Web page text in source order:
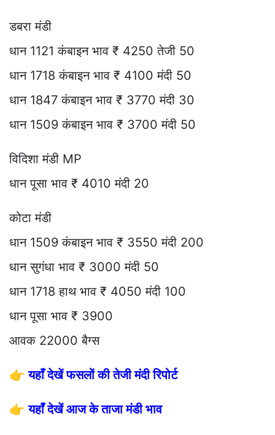
डबरा मंडी
धान 1121 कंबाइन भाव ₹ 4250 तेजी 50
धान 1718 कंबाइन भाव ₹ 4100 मंदी 50
धान 1847 कंबाइन भाव ₹ 3770 मंदी 30
धान 1509 कंबाइन भाव ₹ 3700 मंदी 50
विदिशा मंडी MP
धान पूसा भाव ₹ 4010 मंदी 20
कोटा मंडी
धान 1509 कंबाइन भाव ₹ 3550 मंदी 200
धान सुगंधा भाव ₹ 3000 मंदी 50
धान 1718 हाथ भाव ₹ 4050 मंदी 100
धान पूसा भाव ₹ 3900
आवक 22000 बैग्स
👉यहाँ देखें फसलों की तेजी मंदी रिपोर्ट
👉यहाँ देखें आज के ताजा मंडी भाव